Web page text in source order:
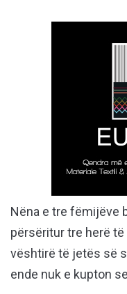
Nëna e tre fëmijëve
përsëritur tre herë
vështirë të jetës së
ende nuk e kupton